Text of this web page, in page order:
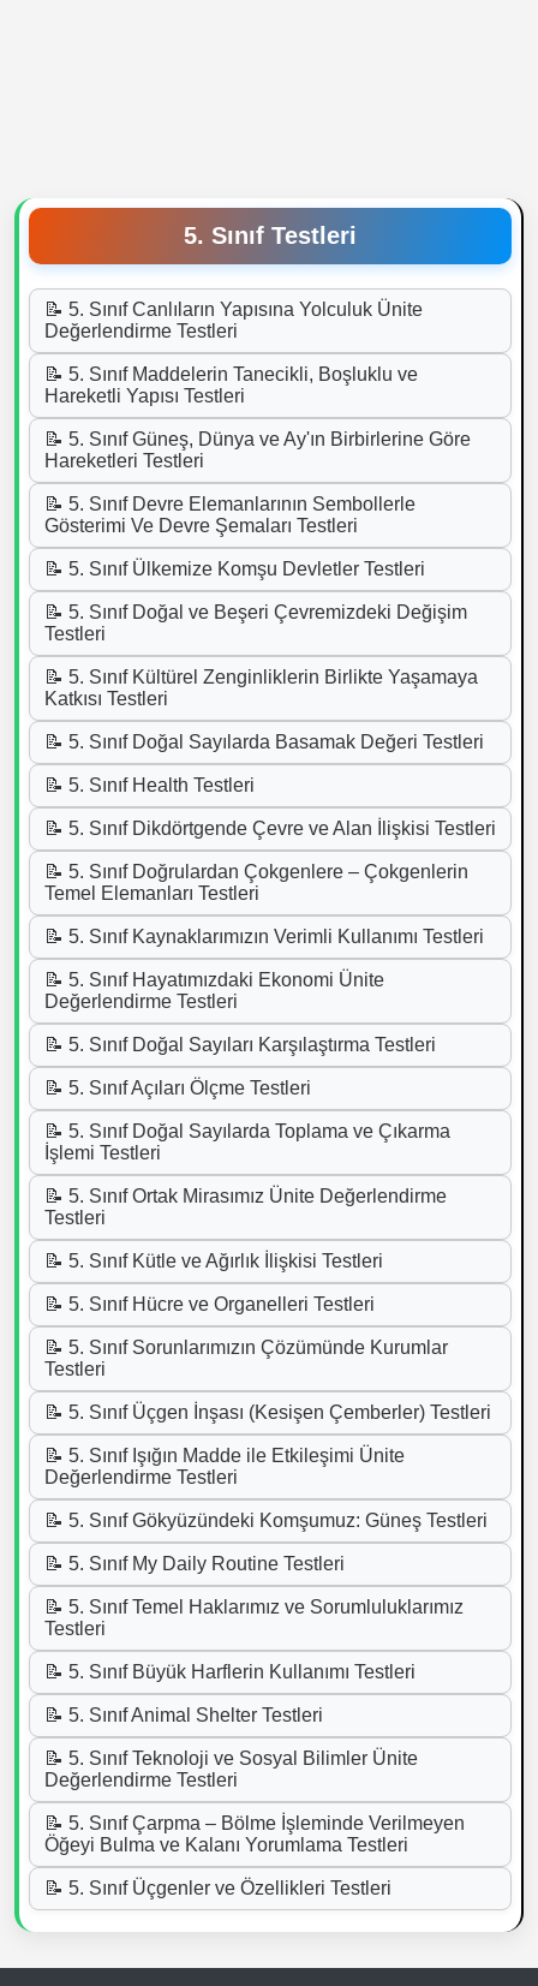
5. Sınıf Testleri
📝 5. Sınıf Canlıların Yapısına Yolculuk Ünite
Değerlendirme Testleri
📝 5. Sınıf Maddelerin Tanecikli, Boşluklu ve
Hareketli Yapısı Testleri
📝 5. Sınıf Güneş, Dünya ve Ay'ın Birbirlerine Göre
Hareketleri Testleri
📝 5. Sınıf Devre Elemanlarının Sembollerle
Gösterimi Ve Devre Şemaları Testleri
📝 5. Sınıf Ülkemize Komşu Devletler Testleri
📝 5. Sınıf Doğal ve Beşeri Çevremizdeki Değişim
Testleri
📝 5. Sınıf Kültürel Zenginliklerin Birlikte Yaşamaya
Katkısı Testleri
📝 5. Sınıf Doğal Sayılarda Basamak Değeri Testleri
📝 5. Sınıf Health Testleri
📝 5. Sınıf Dikdörtgende Çevre ve Alan İlişkisi Testleri
📝 5. Sınıf Doğrulardan Çokgenlere – Çokgenlerin
Temel Elemanları Testleri
📝 5. Sınıf Kaynaklarımızın Verimli Kullanımı Testleri
📝 5. Sınıf Hayatımızdaki Ekonomi Ünite
Değerlendirme Testleri
📝 5. Sınıf Doğal Sayıları Karşılaştırma Testleri
📝 5. Sınıf Açıları Ölçme Testleri
📝 5. Sınıf Doğal Sayılarda Toplama ve Çıkarma
İşlemi Testleri
📝 5. Sınıf Ortak Mirasımız Ünite Değerlendirme
Testleri
📝 5. Sınıf Kütle ve Ağırlık İlişkisi Testleri
📝 5. Sınıf Hücre ve Organelleri Testleri
📝 5. Sınıf Sorunlarımızın Çözümünde Kurumlar
Testleri
📝 5. Sınıf Üçgen İnşası (Kesişen Çemberler) Testleri
📝 5. Sınıf Işığın Madde ile Etkileşimi Ünite
Değerlendirme Testleri
📝 5. Sınıf Gökyüzündeki Komşumuz: Güneş Testleri
📝 5. Sınıf My Daily Routine Testleri
📝 5. Sınıf Temel Haklarımız ve Sorumluluklarımız
Testleri
📝 5. Sınıf Büyük Harflerin Kullanımı Testleri
📝 5. Sınıf Animal Shelter Testleri
📝 5. Sınıf Teknoloji ve Sosyal Bilimler Ünite
Değerlendirme Testleri
📝 5. Sınıf Çarpma – Bölme İşleminde Verilmeyen
Öğeyi Bulma ve Kalanı Yorumlama Testleri
📝 5. Sınıf Üçgenler ve Özellikleri Testleri